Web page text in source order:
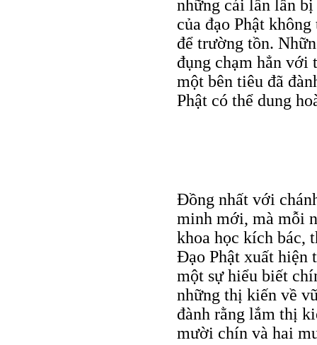
những cái lần lần
của đạo Phật
để trường tồn.
đụng chạm hẳn với
một bên tiêu đã
Phật có thể dung
Đồng nhất với
minh mới, mà mỗi
khoa học kích bác,
Đạo Phật xuất hiện
một sự hiểu biết
những thị kiến về
đành rằng lắm thị
mười chín và hai